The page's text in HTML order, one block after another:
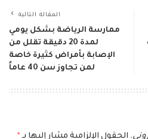
المقالة التالية
ممارسة الرياضة بشكل يومي
لمدة 20 دقيقة تقلل من
الإصابة بأمراض كثيرة خاصة
لمن تجاوز سن 40 عاماً
الحقول الإلزامية مشار إليها بـ *